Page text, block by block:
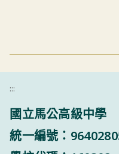
:::
國立馬公高級中學
統一編號：